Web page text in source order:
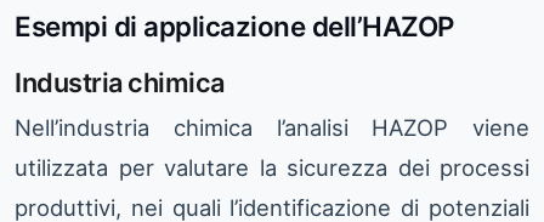
Esempi di applicazione dell’HAZOP
Industria chimica
Nell’industria chimica l’analisi HAZOP viene
utilizzata per valutare la sicurezza dei processi
produttivi, nei quali l’identificazione di potenziali